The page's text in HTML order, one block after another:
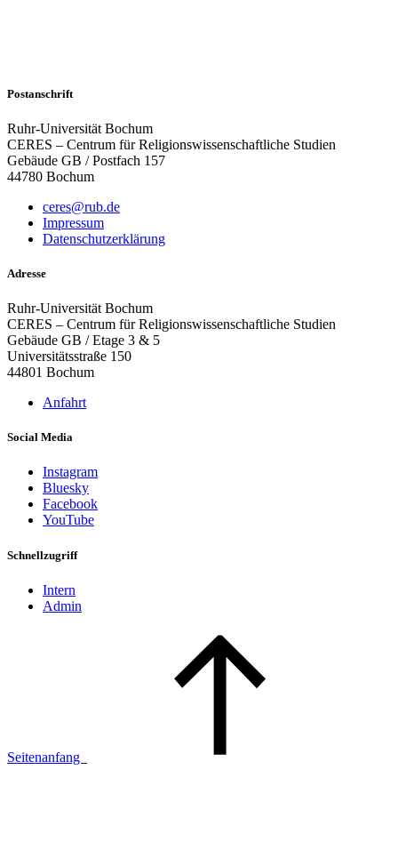
Postanschrift
Ruhr-Universität Bochum
CERES – Centrum für Religionswissenschaftliche Studien
Gebäude GB / Postfach 157
44780 Bochum
ceres@rub.de
Impressum
Datenschutzerklärung
Adresse
Ruhr-Universität Bochum
CERES – Centrum für Religionswissenschaftliche Studien
Gebäude GB / Etage 3 & 5
Universitätsstraße 150
44801 Bochum
Anfahrt
Social Media
Instagram
Bluesky
Facebook
YouTube
Schnellzugriff
Intern
Admin
Seitenanfang